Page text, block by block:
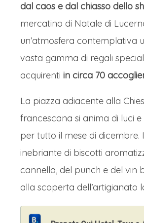
francese e tedesca. Qui,
europeo scorre
per secoli un confine, ma
culture e popoli.
della capitale alsaziana
presenza discreta ma
costeggiato da ampi
ciclabili e parchi dove gli
si ritrovano. La sua ansa
Grande Île, il centro
UNESCO, e il quartiere
suo nuovo ruolo di cuore
dal caos e dal chiasso dello
mercatino di Natale di
un’atmosfera contemplativa
vasta gamma di regali
acquirenti in circa 70
La piazza adiacente alla
francescana si anima di luci
per tutto il mese di dicembre.
inebriante di biscotti
cannella, del punch e del vin
alla scoperta dell’artigianato